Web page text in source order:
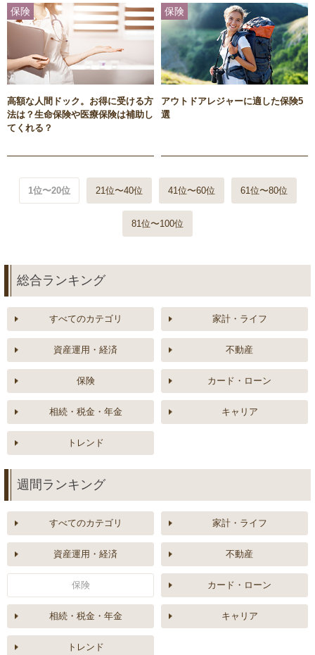
保険
高額な人間ドック。お得に受ける方
法は？生命保険や医療保険は補助し
てくれる？
保険
アウトドアレジャーに適した保険5
選
1位〜20位 21位〜40位 41位〜60位 61位〜80位
81位〜100位
総合ランキング
すべてのカテゴリ 家計・ライフ
資産運用・経済 不動産
保険 カード・ローン
相続・税金・年金 キャリア
トレンド
週間ランキング
すべてのカテゴリ 家計・ライフ
資産運用・経済 不動産
保険 カード・ローン
相続・税金・年金 キャリア
トレンド